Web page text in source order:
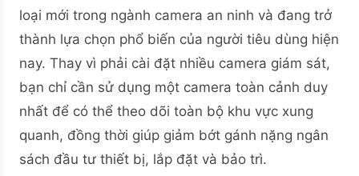
loại mới trong ngành camera an ninh và đang trở
thành lựa chọn phổ biến của người tiêu dùng hiện
nay. Thay vì phải cài đặt nhiều camera giám sát,
bạn chỉ cần sử dụng một camera toàn cảnh duy
nhất để có thể theo dõi toàn bộ khu vực xung
quanh, đồng thời giúp giảm bớt gánh nặng ngân
sách đầu tư thiết bị, lắp đặt và bảo trì.